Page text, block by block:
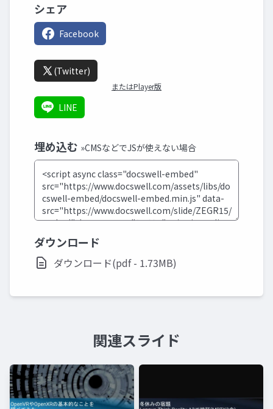
シェア
Facebook
(Twitter)
またはPlayer版
LINE
埋め込む »CMSなどでJSが使えない場合
ダウンロード
ダウンロード(pdf - 1.73MB)
関連スライド